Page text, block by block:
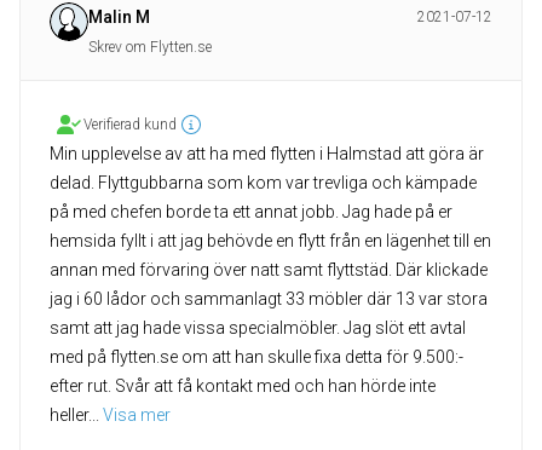
Malin M
2021-07-12
Skrev om Flytten.se
Verifierad kund
Min upplevelse av att ha med flytten i Halmstad att göra är
delad. Flyttgubbarna som kom var trevliga och kämpade
på med chefen borde ta ett annat jobb. Jag hade på er
hemsida fyllt i att jag behövde en flytt från en lägenhet till en
annan med förvaring över natt samt flyttstäd. Där klickade
jag i 60 lådor och sammanlagt 33 möbler där 13 var stora
samt att jag hade vissa specialmöbler. Jag slöt ett avtal
med på flytten.se om att han skulle fixa detta för 9.500:-
efter rut. Svår att få kontakt med och han hörde inte
heller... Visa mer